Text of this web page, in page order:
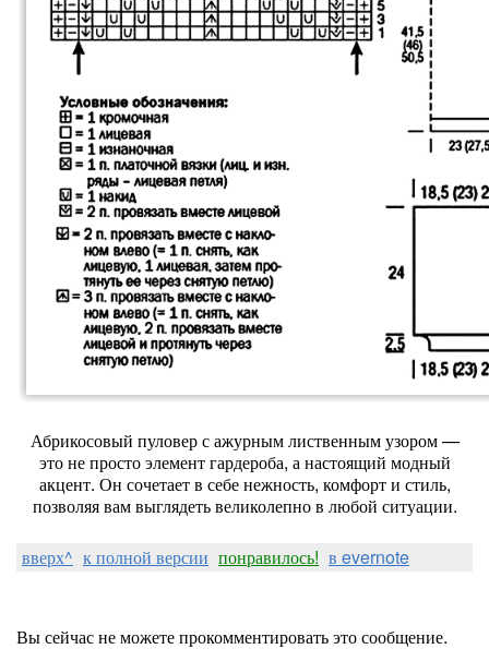
Абрикосовый пуловер с ажурным лиственным узором —
это не просто элемент гардероба, а настоящий модный
акцент. Он сочетает в себе нежность, комфорт и стиль,
позволяя вам выглядеть великолепно в любой ситуации.
вверх^ к полной версии понравилось! в evernote
Вы сейчас не можете прокомментировать это сообщение.